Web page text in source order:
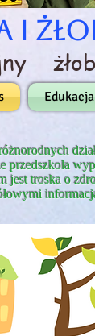
i
Edukacja
przedszkola
jest troska o